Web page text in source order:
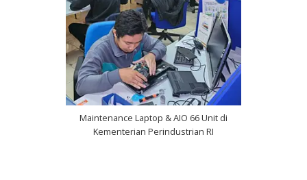
Maintenance Laptop & AIO 66 Unit di
Kementerian Perindustrian RI